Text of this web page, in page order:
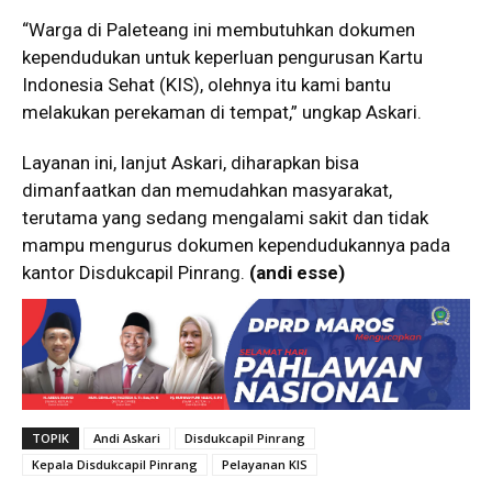
“Warga di Paleteang ini membutuhkan dokumen
kependudukan untuk keperluan pengurusan Kartu
Indonesia Sehat (KIS), olehnya itu kami bantu
melakukan perekaman di tempat,” ungkap Askari.
Layanan ini, lanjut Askari, diharapkan bisa
dimanfaatkan dan memudahkan masyarakat,
terutama yang sedang mengalami sakit dan tidak
mampu mengurus dokumen kependudukannya pada
kantor Disdukcapil Pinrang. (andi esse)
TOPIK Andi Askari
Disdukcapil Pinrang
Kepala Disdukcapil Pinrang
Pelayanan KIS